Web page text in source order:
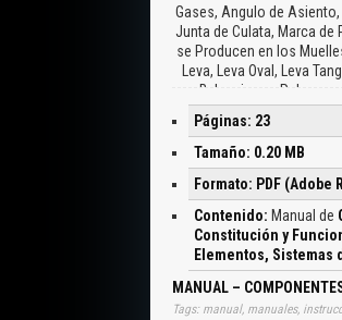
Gases, Angulo de
Junta de Culata, Marca
se Producen en los
Leva, Leva Oval, Leva
Balancines y
Balancines,
Consecuencias de
Distribución,
Accionadas, Válvulas e
Distribución, Correa
Cigüeñal, Bloque Motor,
Cualidades de
Húmedas, Camisas
Paredes del Cilindro,
Funcionamiento,
Dilatación, Conductividad
Páginas: 23
Tamaño: 0.20 MB
Formato: PDF (Adobe
Contenido: Manual de
Constitución y
Elementos, Sistemas
MANUAL –